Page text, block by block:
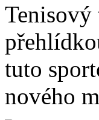
Tenisový
tuto
nového